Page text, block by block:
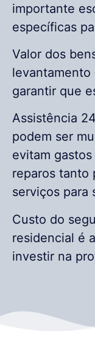
importante
específicas
Valor dos
levantamento
garantir que
Assistência
podem ser
evitam
reparos tanto
serviços para
Custo do
residencial é
investir na